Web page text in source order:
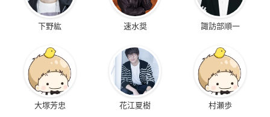
下野紘 速水奨 諏訪部順一
大塚芳忠 花江夏樹 村瀬歩